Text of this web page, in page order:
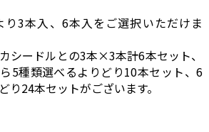
3本入、6本入をご選択いただけま
シードルとの3本×3本計6本セット、
5種類選べるよりどり10本セット、6
り24本セットがございます。